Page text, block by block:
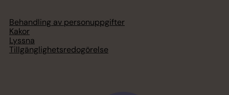
Behandling av personuppgifter
Kakor
Lyssna
Tillgänglighetsredogörelse